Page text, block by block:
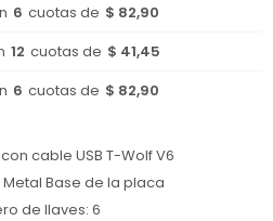
6 cuotas de $ 82,90
12 cuotas de $ 41,45
6 cuotas de $ 82,90
cable USB T-Wolf V6
Metal Base de la placa
de llaves: 6